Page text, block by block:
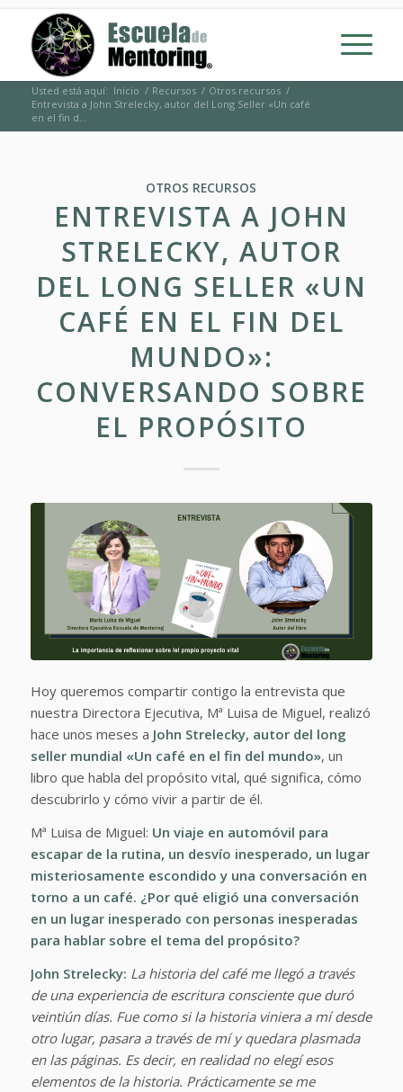
Usted está aquí: Inicio / Recursos / Otros recursos /
Entrevista a John Strelecky, autor del Long Seller «Un café
en el fin d...
OTROS RECURSOS
ENTREVISTA A JOHN
STRELECKY, AUTOR
DEL LONG SELLER «UN
CAFÉ EN EL FIN DEL
MUNDO»:
CONVERSANDO SOBRE
EL PROPÓSITO
Hoy queremos compartir contigo la entrevista que
nuestra Directora Ejecutiva, Mª Luisa de Miguel, realizó
hace unos meses a John Strelecky, autor del long
seller mundial «Un café en el fin del mundo», un
libro que habla del propósito vital, qué significa, cómo
descubrirlo y cómo vivir a partir de él.
Mª Luisa de Miguel: Un viaje en automóvil para
escapar de la rutina, un desvío inesperado, un lugar
misteriosamente escondido y una conversación en
torno a un café. ¿Por qué eligió una conversación
en un lugar inesperado con personas inesperadas
para hablar sobre el tema del propósito?
John Strelecky: La historia del café me llegó a través
de una experiencia de escritura consciente que duró
veintiún días. Fue como si la historia viniera a mí desde
otro lugar, pasara a través de mí y quedara plasmada
en las páginas. Es decir, en realidad no elegí esos
elementos de la historia. Prácticamente se me